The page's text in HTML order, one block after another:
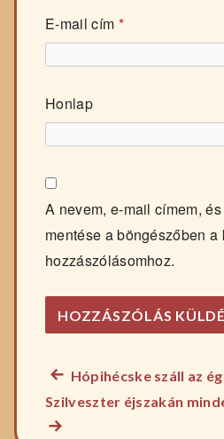
E-mail cím *
Honlap
A nevem, e-mail címem,
mentése a böngészőben a
hozzászólásomhoz.
Bejegyzés
navigáció
Előző
főzelék
Hópihécske száll az
Szilveszter éjszakán